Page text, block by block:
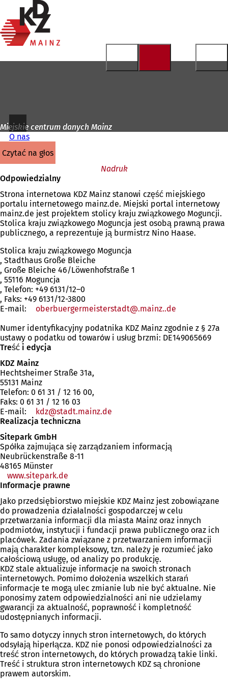
Przejdź do treści
głównej
Miejskie centrum danych Mainz
O nas
czytać na głos
Nadruk
Odpowiedzialny
Strona internetowa KDZ Mainz stanowi część miejskiego
portalu internetowego mainz.de. Miejski portal internetowy
mainz.de jest projektem stolicy kraju związkowego Moguncji.
Stolica kraju związkowego Moguncja jest osobą prawną prawa
publicznego, a reprezentuje ją burmistrz Nino Haase.
Stolica kraju związkowego Moguncja
, Stadthaus Große Bleiche
, Große Bleiche 46/Löwenhofstraße 1
, 55116 Moguncja
, Telefon: +49 6131/12–0
, Faks: +49 6131/12-3800
E-mail:
oberbuergermeisterstadt .mainz. de
Numer identyfikacyjny podatnika KDZ Mainz zgodnie z § 27a
ustawy o podatku od towarów i usług brzmi: DE149065669
Treść i edycja
KDZ Mainz
Hechtsheimer Straße 31a,
55131 Mainz
Telefon: 0 61 31 / 12 16 00,
Faks: 0 61 31 / 12 16 03
E-mail:
kdz stadt.mainz de
Realizacja techniczna
Sitepark GmbH
Spółka zajmująca się zarządzaniem informacją
Neubrückenstraße 8-11
48165 Münster
www.sitepark.de
Informacje prawne
Jako przedsiębiorstwo miejskie KDZ Mainz jest zobowiązane
do prowadzenia działalności gospodarczej w celu
przetwarzania informacji dla miasta Mainz oraz innych
podmiotów, instytucji i fundacji prawa publicznego oraz ich
placówek. Zadania związane z przetwarzaniem informacji
mają charakter kompleksowy, tzn. należy je rozumieć jako
całościową usługę, od analizy po produkcję.
KDZ stale aktualizuje informacje na swoich stronach
internetowych. Pomimo dołożenia wszelkich starań
informacje te mogą ulec zmianie lub nie być aktualne. Nie
ponosimy zatem odpowiedzialności ani nie udzielamy
gwarancji za aktualność, poprawność i kompletność
udostępnianych informacji.
To samo dotyczy innych stron internetowych, do których
odsyłają hiperłącza. KDZ nie ponosi odpowiedzialności za
treść stron internetowych, do których prowadzą takie linki.
Treść i struktura stron internetowych KDZ są chronione
prawem autorskim.